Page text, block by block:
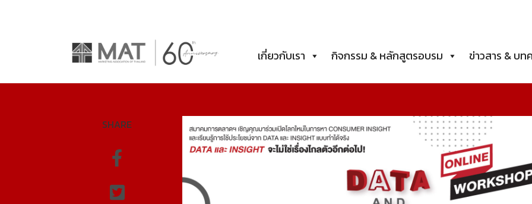
เกี่ยวกับเรา กิจกรรม & หลักสูตรอบรม ข่าวสาร & บท
SHARE